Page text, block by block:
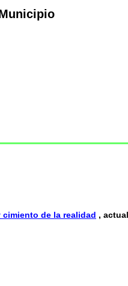
cimiento de la realidad ,